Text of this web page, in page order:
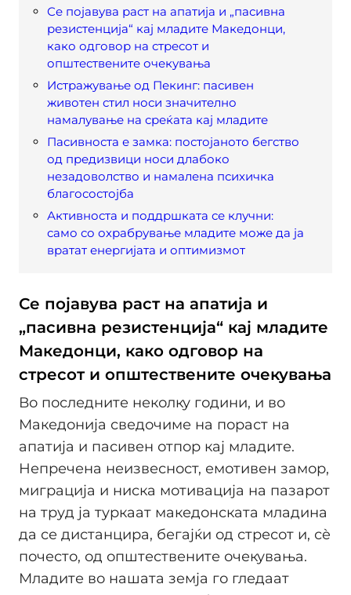
Се појавува раст на апатија и „пасивна
резистенција“ кај младите Македонци,
како одговор на стресот и
општествените очекувања
Истражување од Пекинг: пасивен
животен стил носи значително
намалување на среќата кај младите
Пасивноста е замка: постојаното бегство
од предизвици носи длабоко
незадоволство и намалена психичка
благосостојба
Активноста и поддршката се клучни:
само со охрабрување младите може да ја
вратат енергијата и оптимизмот
Се појавува раст на апатија и
„пасивна резистенција“ кај младите
Македонци, како одговор на
стресот и општествените очекувања
Во последните неколку години, и во
Македонија сведочиме на пораст на
апатија и пасивен отпор кај младите.
Непречена неизвесност, емотивен замор,
миграција и ниска мотивација на пазарот
на труд ја туркаат македонската младина
да се дистанцира, бегајќи од стресот и, сè
почесто, од општествените очекувања.
Младите во нашата земја го гледаат